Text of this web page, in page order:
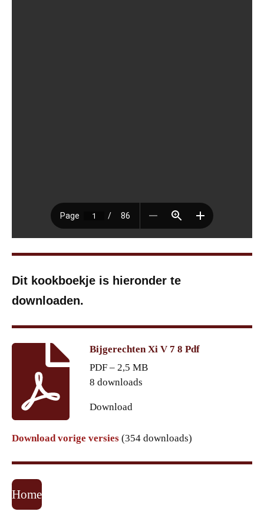
Dit kookboekje is hieronder te
downloaden.
Bijgerechten Xi V 7 8 Pdf
PDF – 2,5 MB
8 downloads
Download
Download vorige versies (354 downloads)
Home